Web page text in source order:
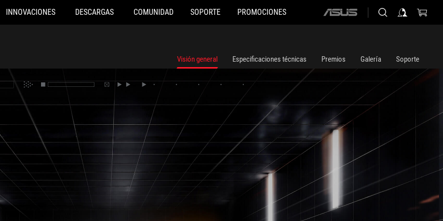
INNOVACIONES DESCARGAS COMUNIDAD SOPORTE PROMOCIONES
ASUS
Visión general Especificaciones técnicas Premios Galería Soporte